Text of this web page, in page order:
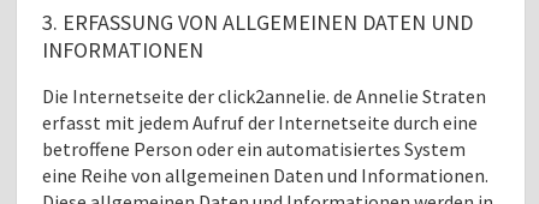
3. ERFASSUNG VON ALLGEMEINEN DATEN UND
INFORMATIONEN
Die Internetseite der click2annelie. de Annelie Straten
erfasst mit jedem Aufruf der Internetseite durch eine
betroffene Person oder ein automatisiertes System
eine Reihe von allgemeinen Daten und Informationen.